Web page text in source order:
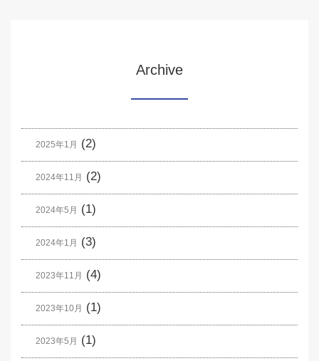
Archive
2025年1月 (2)
2024年11月 (2)
2024年5月 (1)
2024年1月 (3)
2023年11月 (4)
2023年10月 (1)
2023年5月 (1)